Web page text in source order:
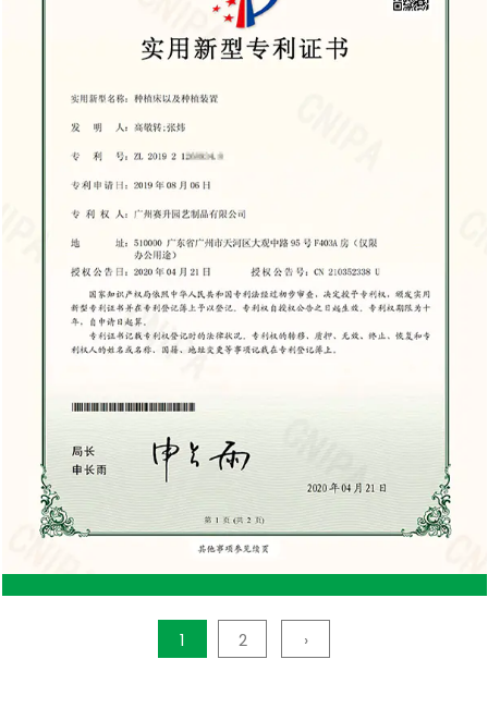
tienden a tener un costo inicial más alto en
comparación con los cobertizos de madera,
aunque pueden ahorrar dinero a largo plazo debido
Desventajas de un cobertizo de almacenamiento
de madera Requisitos de mantenimiento: La
madera requiere un mantenimiento regular para
mantenerla en buenas condiciones. Esto incluye
tratar la madera para evitar que se pudra, volver a
pintarla para evitar daños climáticos y garantizar
que permanezca libre de plagas. Vulnerabilidad a
las plagas: los cobertizos de madera son más
propensos a sufrir daños causados ​​por termitas,
podredumbre y otras plagas, lo que puede acortar
adecuadamente. Susceptibilidad a los daños
climáticos: la madera es más susceptible a la
1 2 ›